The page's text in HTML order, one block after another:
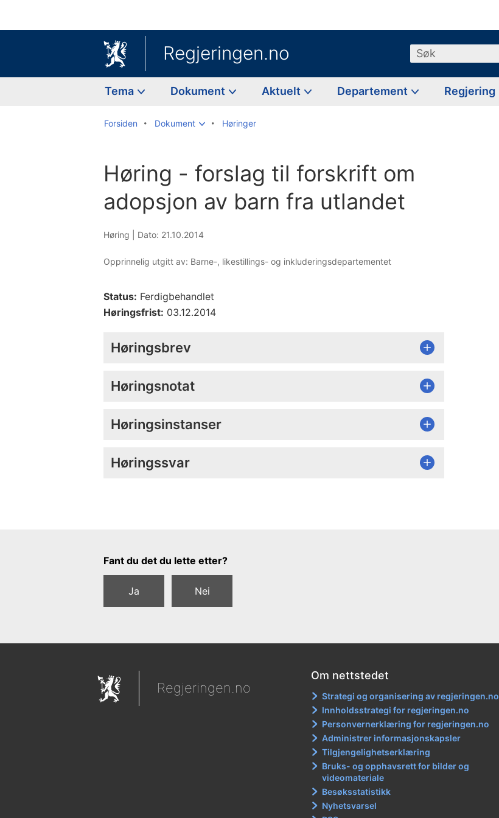
Regjeringen.no Søk
Tema Dokument Aktuelt Departement Regjering
Forsiden Dokument Høringer
Høring - forslag til forskrift om
adopsjon av barn fra utlandet
Høring | Dato: 21.10.2014
Opprinnelig utgitt av: Barne-, likestillings- og inkluderingsdepartementet
Status: Ferdigbehandlet
Høringsfrist: 03.12.2014
Høringsbrev
Høringsnotat
Høringsinstanser
Høringssvar
Tilbakemeldingsskjema
Fant du det du lette etter?
Ja Nei
Regjeringen.no
Om nettstedet
Strategi og organisering av regjeringen.no
Innholdsstrategi for regjeringen.no
Personvernerklæring for regjeringen.no
Administrer informasjonskapsler
Tilgjengelighetserklæring
Bruks- og opphavsrett for bilder og
videomateriale
Besøksstatistikk
Nyhetsvarsel